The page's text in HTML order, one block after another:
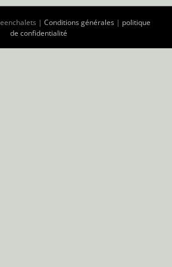
| Conditions générales| politique
de confidentialité